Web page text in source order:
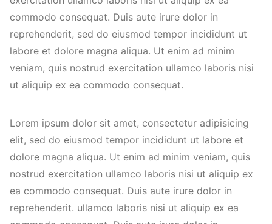
commodo consequat. Duis aute irure dolor in
reprehenderit, sed do eiusmod tempor incididunt ut
labore et dolore magna aliqua. Ut enim ad minim
veniam, quis nostrud exercitation ullamco laboris nisi
ut aliquip ex ea commodo consequat.
Lorem ipsum dolor sit amet, consectetur adipisicing
elit, sed do eiusmod tempor incididunt ut labore et
dolore magna aliqua. Ut enim ad minim veniam, quis
nostrud exercitation ullamco laboris nisi ut aliquip ex
ea commodo consequat. Duis aute irure dolor in
reprehenderit. ullamco laboris nisi ut aliquip ex ea